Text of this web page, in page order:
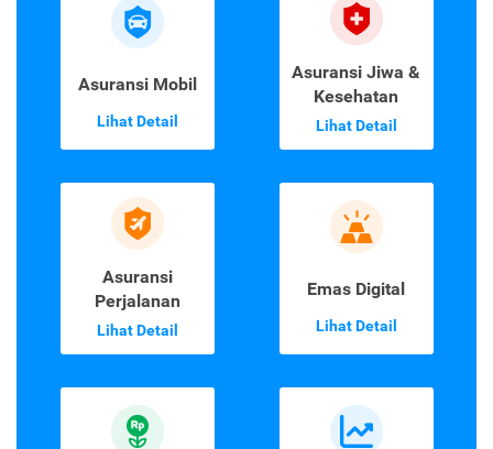
Asuransi Mobil
Lihat Detail
Asuransi Jiwa &
Kesehatan
Lihat Detail
Asuransi
Perjalanan
Lihat Detail
Emas Digital
Lihat Detail